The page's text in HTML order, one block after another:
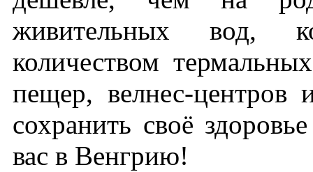
живительных вод,
количеством
пещер, велнес-центров
сохранить своё
вас в Венгрию!